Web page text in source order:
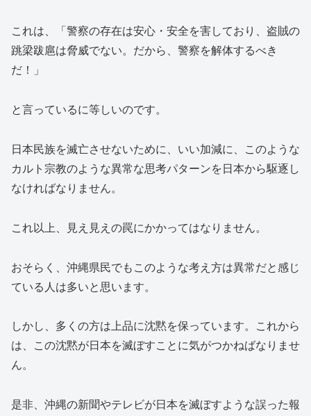
これは、「警察の存在は安心・安全を害しており、盗賊の
跳梁跋扈は脅威でない。だから、警察を解体するべき
だ！」
と言っているに等しいのです。
日本民族を滅亡させないために、いい加減に、このような
カルト宗教のような異常な思考パターンを日本から駆逐し
なければなりません。
これ以上、見え見えの罠にかかってはなりません。
おそらく、沖縄県民でもこのような考え方は異常だと感じ
ている人は多いと思います。
しかし、多くの方は上品に沈黙を保っています。これから
は、この沈黙が日本を滅ぼすことに気がつかねばなりませ
ん。
是非、沖縄の新聞やテレビが日本を滅ぼすような誤った報